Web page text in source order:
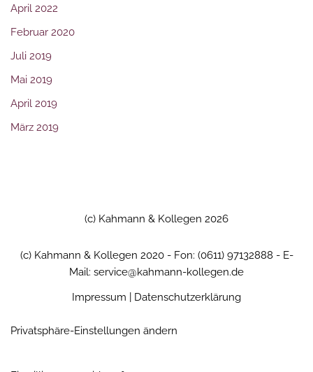
April 2022
Februar 2020
Juli 2019
Mai 2019
April 2019
März 2019
(c) Kahmann & Kollegen 2026
(c) Kahmann & Kollegen 2020 - Fon: (0611) 97132888 - E-
Mail: service@kahmann-kollegen.de
Impressum
Datenschutzerklärung
Privatsphäre-Einstellungen ändern